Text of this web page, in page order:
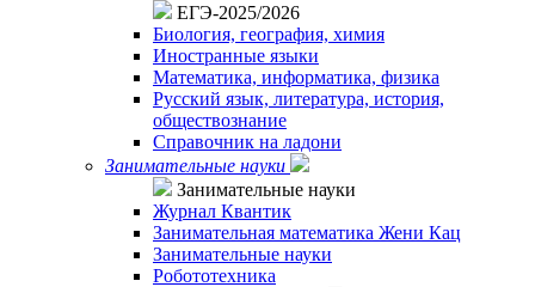
ЕГЭ-2025/2026
Биология, география, химия
Иностранные языки
Математика, информатика, физика
Русский язык, литература, история,
обществознание
Справочник на ладони
Занимательные науки
Занимательные науки
Журнал Квантик
Занимательная математика Жени Кац
Занимательные науки
Робототехника